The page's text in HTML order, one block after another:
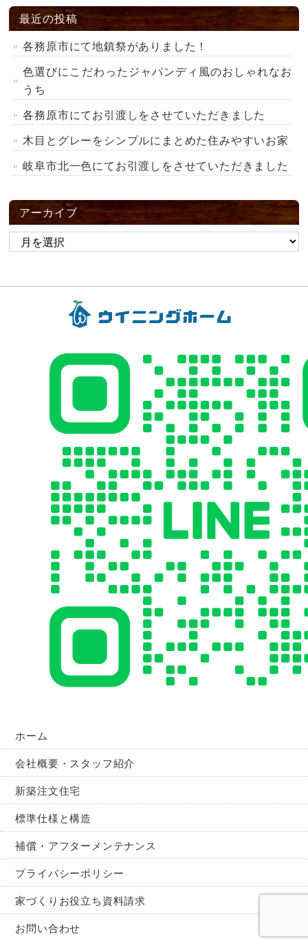
最近の投稿
各務原市にて地鎮祭がありました！
色選びにこだわったジャパンディ風のおしゃれなお
うち
各務原市にてお引渡しをさせていただきました
木目とグレーをシンプルにまとめた住みやすいお家
岐阜市北一色にてお引渡しをさせていただきました
アーカイブ
ホーム
会社概要・スタッフ紹介
新築注文住宅
標準仕様と構造
補償・アフターメンテナンス
プライバシーポリシー
家づくりお役立ち資料請求
お問い合わせ